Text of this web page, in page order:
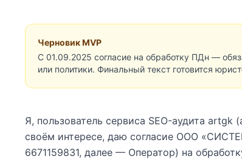
Черновик MVP
С 01.09.2025 согласие на обработку ПДн —
или политики. Финальный текст готовится
Я, пользователь сервиса SEO-аудита
своём интересе, даю согласие ООО
6671159831, далее — Оператор) на